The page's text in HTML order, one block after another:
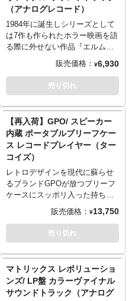
Thrash the Zombies』の"架
空"のサウンドトラックが7イン
チレコードとなって登場です。
サウンドトラックまで用意する
本格的なスタンスが最高過ぎま
（アナログレコード）
1984年に誕生しシリーズとして
は7作も作られたホラー映画を語
る際に外せない作品『エルム街
の悪夢』の楽曲からを収録した
LP盤のサウンドトラック。劇中
の音楽をアナログで楽しめば、
もしかしたら夢の中で…！ジャ
リアとしても使用できそう。
※この商品は入荷数の減数など
によりご予約をキャンセル頂く
場合や、分納での入荷となる場
合がございます。
＜収録内容＞
1 Titles
2 Bra and Panties
4 Karens Finale
5 Windy Hallway
6 Satanic Organ
8 Ice Skating
9 Freddys Influence
10 Barbaras Theme
11 Whats Inside
販売価格： ¥6,930
売り切れ
【再入荷】GPO/ スピーカー
内蔵 ポータブルブリーフケー
ス レコードプレイヤー（ター
コイズ）
レトロデザインを現代に蘇らせ
るブランドGPOが放つブリーフ
ケースにスッポリ入った持ち運
びにも最適な軽量ポータブルレ
コードプレイヤー。ふたを閉じ
ればレトロなブリーフケースに
早変わり！インテリアにも最適
です。スピーカー内蔵型なの
で、手軽にレコードで音楽を楽
しめるのもGOODです。回転数
は33rpm、45rpm、78rpmに対応
し7インチ盤（ドーナツ盤）用の
販売価格： ¥13,750
売り切れ
マトリックス レボリューショ
ンズ/ LP盤 カラーヴァイナル
サウンドトラック（アナログ